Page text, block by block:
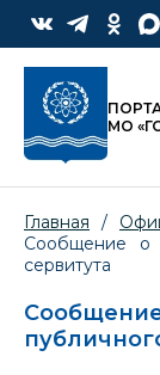
МО
Главная /
Сообщение о
сервитута